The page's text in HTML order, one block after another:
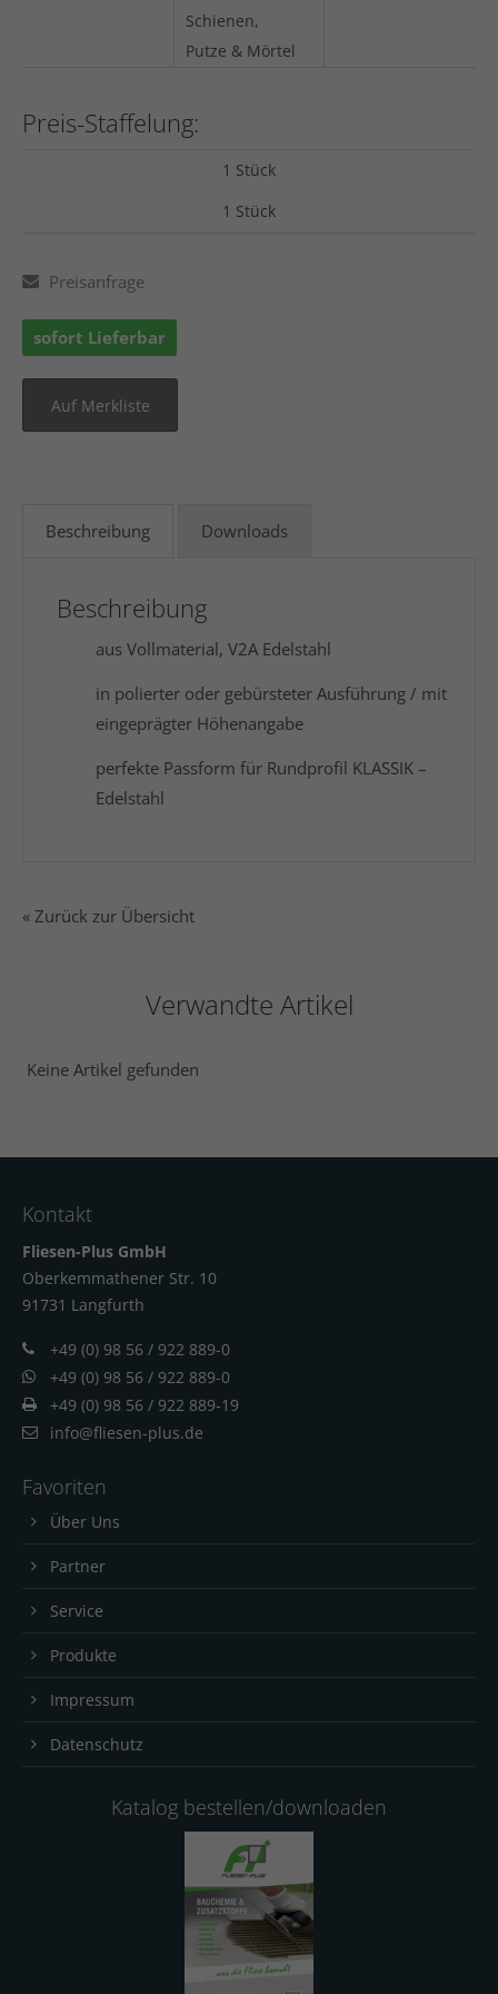
Schienen,
Putze & Mörtel
Preis-Staffelung:
1 Stück
1 Stück
Preisanfrage
sofort Lieferbar
Beschreibung Downloads
Beschreibung
aus Vollmaterial, V2A Edelstahl
in polierter oder gebürsteter Ausführung / mit
eingeprägter Höhenangabe
perfekte Passform für Rundprofil KLASSIK –
Edelstahl
« Zurück zur Übersicht
Verwandte Artikel
Keine Artikel gefunden
Kontakt
Fliesen-Plus GmbH
Oberkemmathener Str. 10
91731 Langfurth
+49 (0) 98 56 / 922 889-0
+49 (0) 98 56 / 922 889-0
+49 (0) 98 56 / 922 889-19
info@fliesen-plus.de
Favoriten
Über Uns
Partner
Service
Produkte
Impressum
Datenschutz
Katalog bestellen/downloaden